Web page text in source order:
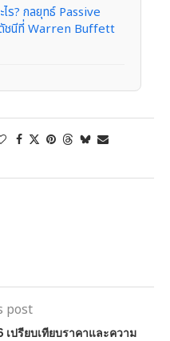
ร? กลยุทธ์ Passive
ชนีที่ Warren Buffett
post
เปรียบเทียบราคาและความ